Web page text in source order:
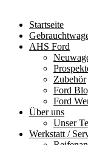
Startseite
AHS Ford
Zubehör
Ford
Ford
Über uns
Unser
Werkstatt /